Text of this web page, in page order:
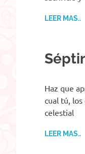
LEER MAS..
Haz que
cual tú,
celestial
LEER MAS..